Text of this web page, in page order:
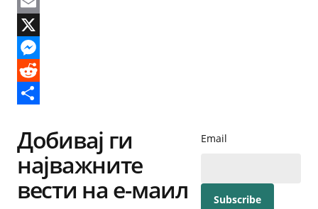
Email
X
Messenger
Reddit
Добивај ги
најважните
вести на е-маил
Email